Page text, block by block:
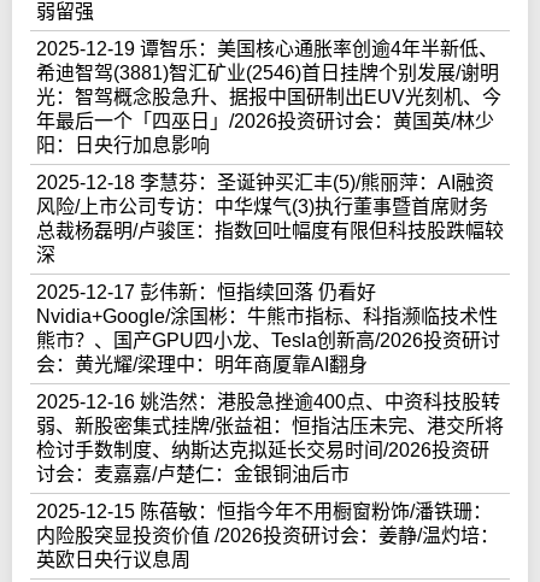
弱留强
2025-12-19 谭智乐：美国核心通胀率创逾4年半新低、
希迪智驾(3881)智汇矿业(2546)首日挂牌个别发展/谢明
光：智驾概念股急升、据报中国研制出EUV光刻机、今
年最后一个「四巫日」/2026投资研讨会：黄国英/林少
阳：日央行加息影响
2025-12-18 李慧芬：圣诞钟买汇丰(5)/熊丽萍：AI融资
风险/上市公司专访：中华煤气(3)执行董事暨首席财务
总裁杨磊明/卢骏匡：指数回吐幅度有限但科技股跌幅较
深
2025-12-17 彭伟新：恒指续回落 仍看好
Nvidia+Google/涂国彬：牛熊市指标、科指濒临技术性
熊市？、国产GPU四小龙、Tesla创新高/2026投资研讨
会：黄光耀/梁理中：明年商厦靠AI翻身
2025-12-16 姚浩然：港股急挫逾400点、中资科技股转
弱、新股密集式挂牌/张益祖：恒指沽压未完、港交所将
检讨手数制度、纳斯达克拟延长交易时间/2026投资研
讨会：麦嘉嘉/卢楚仁：金银铜油后市
2025-12-15 陈蓓敏：恒指今年不用橱窗粉饰/潘铁珊：
内险股突显投资价值 /2026投资研讨会：姜静/温灼培：
英欧日央行议息周